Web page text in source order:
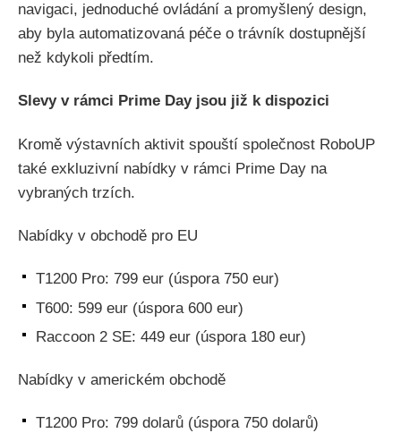
navigaci, jednoduché ovládání a promyšlený design,
aby byla automatizovaná péče o trávník dostupnější
než kdykoli předtím.
Slevy v rámci Prime Day jsou již k dispozici
Kromě výstavních aktivit spouští společnost RoboUP
také exkluzivní nabídky v rámci Prime Day na
vybraných trzích.
Nabídky v obchodě pro EU
T1200 Pro: 799 eur (úspora 750 eur)
T600: 599 eur (úspora 600 eur)
Raccoon 2 SE: 449 eur (úspora 180 eur)
Nabídky v americkém obchodě
T1200 Pro: 799 dolarů (úspora 750 dolarů)